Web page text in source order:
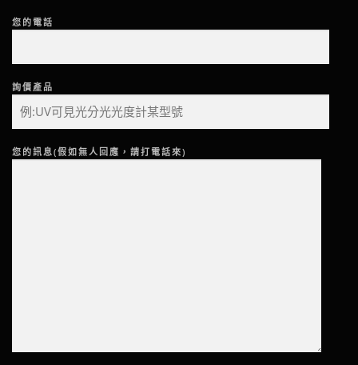
您的電話
詢價產品
您的訊息(假如無人回應，請打電話來)